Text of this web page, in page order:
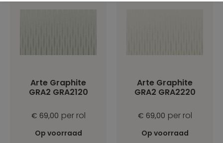
Arte Graphite
GRA2 GRA2120
€ 69,00 per rol
Op voorraad
Arte Graphite
GRA2 GRA2220
€ 69,00 per rol
Op voorraad